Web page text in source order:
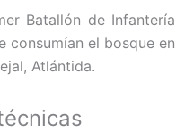
Batallón de Infantería
consumían el bosque en
Atlántida.